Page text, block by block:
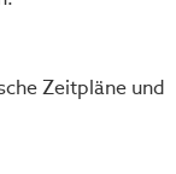
Zeitpläne und